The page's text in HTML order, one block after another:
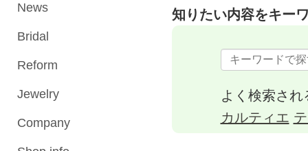
知りたい内容をキー
よく検索され
カルティエ
News
Bridal
Reform
Jewelry
Company